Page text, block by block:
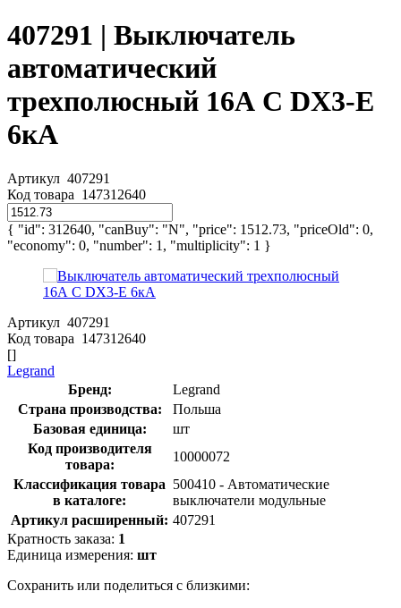
407291 | Выключатель
автоматический
трехполюсный 16А C DX3-E
6кА
Артикул 407291
Код товара 147312640
{ "id": 312640, "canBuy": "N", "price": 1512.73, "priceOld": 0,
"economy": 0, "number": 1, "multiplicity": 1 }
Артикул 407291
Код товара 147312640
[]
Legrand
Бренд:
Legrand
Страна производства:
Польша
Базовая единица:
шт
Код производителя
товара:
10000072
Классификация товара
в каталоге:
500410 - Автоматические
выключатели модульные
Артикул расширенный: 407291
Кратность заказа: 1
Единица измерения: шт
Сохранить или поделиться с близкими: